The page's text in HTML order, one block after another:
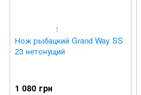
1
Нож рыбацкий Grand Way SS
23 нетонущий
1 080 грн